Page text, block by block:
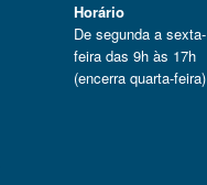
Horário
De segunda a sexta-
feira das 9h às 17h
(encerra quarta-feira)